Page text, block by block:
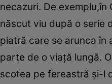
necazuri. De
născut viu după o serie
piatră care se arunca în
parte de o viaţă lungă.
scotea pe fereastră şi-l